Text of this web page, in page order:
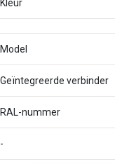
Kleur
Model
Geïntegreerde verbinder
RAL-nummer
-